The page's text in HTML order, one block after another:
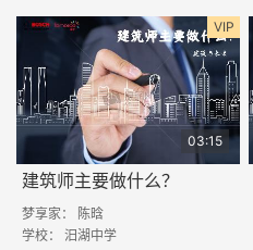
VIP
03:15
建筑师主要做什么？
梦享家：
陈晗
学校： 汨湖中学